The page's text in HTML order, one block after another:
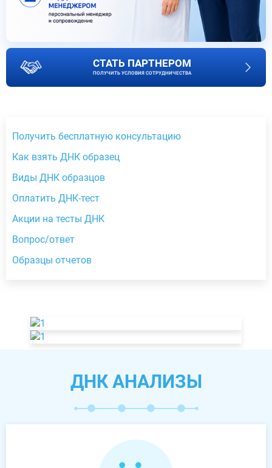
СТАТЬ ПАРТНЕРОМ
ПОЛУЧИТЬ УСЛОВИЯ СОТРУДНИЧЕСТВА
Получить бесплатную консультацию
Как взять ДНК образец
Виды ДНК образцов
Оплатить ДНК-тест
Акции на тесты ДНК
Вопрос/ответ
Образцы отчетов
ДНК АНАЛИЗЫ